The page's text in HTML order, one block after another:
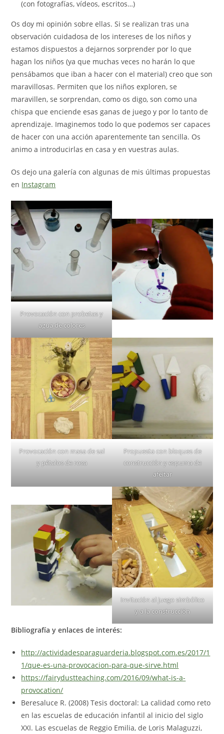
(con fotografías, vídeos, escritos…)
Os doy mi opinión sobre ellas. Si se realizan tras una
observación cuidadosa de los intereses de los niños y
estamos dispuestos a dejarnos sorprender por lo que
hagan los niños (ya que muchas veces no harán lo que
pensábamos que iban a hacer con el material) creo que son
maravillosas. Permiten que los niños exploren, se
maravillen, se sorprendan, como os digo, son como una
chispa que enciende esas ganas de juego y por lo tanto de
aprendizaje. Imaginemos todo lo que podemos ser capaces
de hacer con una acción aparentemente tan sencilla. Os
animo a introducirlas en casa y en vuestras aulas.
Os dejo una galería con algunas de mis últimas propuestas
en Instagram
Provocación con probetas y
agua de colores
Provocación con masa de sal
y pétalos de rosa
Propuesta con bloques de
construcción y espuma de
afeitar
Invitación al juego simbólico
y a la construcción
Bibliografía y enlaces de interés:
http://actividadesparaguarderia.blogspot.com.es/2017/1
1/que-es-una-provocacion-para-que-sirve.html
https://fairydustteaching.com/2016/09/what-is-a-
provocation/
Beresaluce R. (2008) Tesis doctoral: La calidad como reto
en las escuelas de educación infantil al inicio del siglo
XXI. Las escuelas de Reggio Emilia, de Loris Malaguzzi,